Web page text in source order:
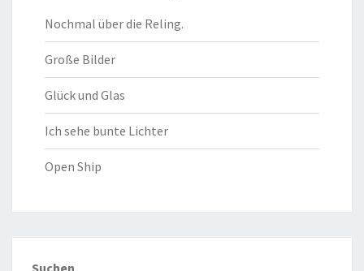
Nochmal über die Reling.
Große Bilder
Glück und Glas
Ich sehe bunte Lichter
Open Ship